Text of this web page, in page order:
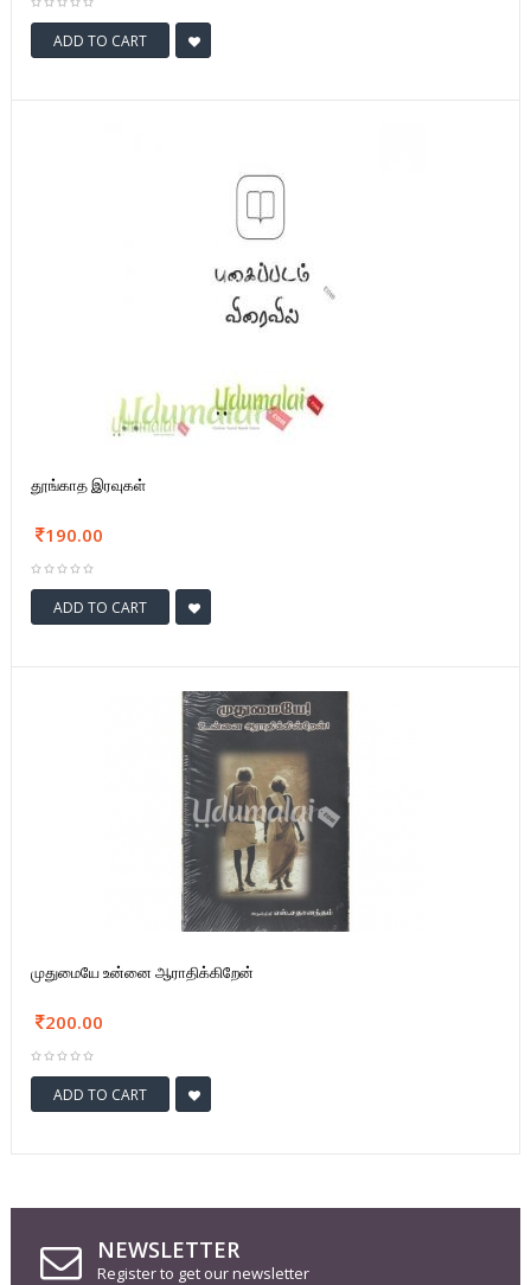
ADD TO CART
தூங்காத இரவுகள்
190.00
ADD TO CART
முதுமையே உன்னை ஆராதிக்கிறேன்
200.00
ADD TO CART
NEWSLETTER
Register to get our newsletter